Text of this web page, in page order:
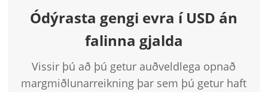
Ódýrasta gengi evra í USD án
falinna gjalda
Vissir þú að þú getur auðveldlega opnað
margmiðlunarreikning þar sem þú getur haft